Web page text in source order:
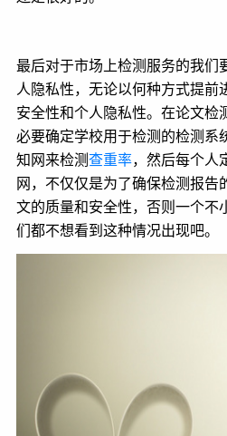
最后对于市场上检测服务的我们
人隐私性，无论以何种方式提前
安全性和个人隐私性。在论文检
必要确定学校用于检测的检测系
知网来检测查重率，然后每个人
网，不仅仅是为了确保检测报告
文的质量和安全性，否则一个不
们都不想看到这种情况出现吧。